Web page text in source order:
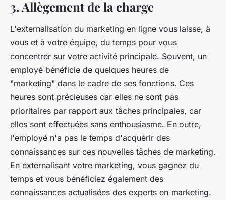
3. Allègement de la charge
L'externalisation du marketing en ligne vous laisse, à
vous et à votre équipe, du temps pour vous
concentrer sur votre activité principale. Souvent, un
employé bénéficie de quelques heures de
"marketing" dans le cadre de ses fonctions. Ces
heures sont précieuses car elles ne sont pas
prioritaires par rapport aux tâches principales, car
elles sont effectuées sans enthousiasme. En outre,
l'employé n'a pas le temps d'acquérir des
connaissances sur ces nouvelles tâches de marketing.
En externalisant votre marketing, vous gagnez du
temps et vous bénéficiez également des
connaissances actualisées des experts en marketing.